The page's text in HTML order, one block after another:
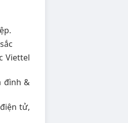
Viettel
đình &
tử,